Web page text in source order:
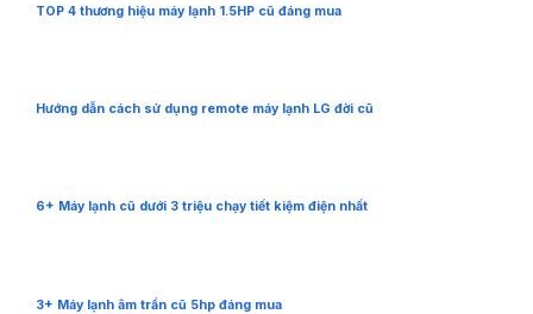
TOP 4 thương hiệu máy lạnh 1.5HP cũ đáng mua
Hướng dẫn cách sử dụng remote máy lạnh LG đời cũ
6+ Máy lạnh cũ dưới 3 triệu chạy tiết kiệm điện nhất
3+ Máy lạnh âm trần cũ 5hp đáng mua